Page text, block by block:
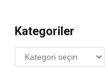
Kategoriler
Kategoriler